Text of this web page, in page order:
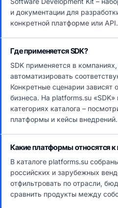
и документации для
конкретной платформе или API.
Где применяется SDK?
SDK применяется в
автоматизировать
Конкретные сценарии зависят
бизнеса. На platforms.su «SDK»
категориях каталога –
платформы и кейсы внедрений.
Какие платформы относятся к
В каталоге platforms.su
российских и зарубежных
отфильтровать по отрасли,
сравнить продукты между